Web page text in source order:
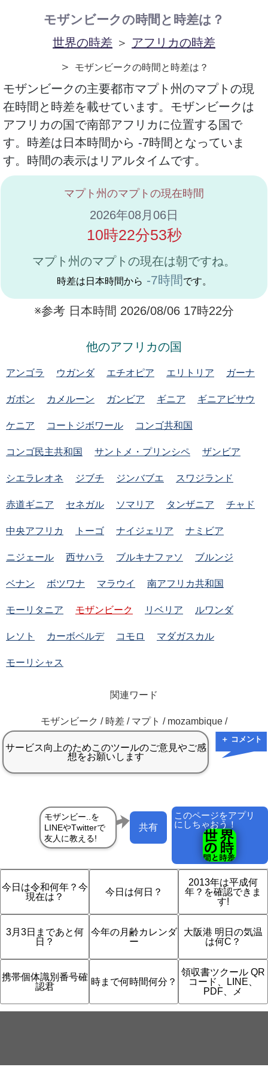
モザンビークの時間と時差は？
世界の時差 ＞ アフリカの時差
＞
モザンビークの時間と時差は？
モザンビークの主要都市マプト州のマプトの現
在時間と時差を載せています。モザンビークは
アフリカの国で南部アフリカに位置する国で
す。時差は日本時間から -7時間となっていま
す。時間の表示はリアルタイムです。
マプト州のマプトの現在時間
2026年08月06日
10時22分53秒
マプト州のマプトの現在は朝ですね。
時差は日本時間から -7時間 です。
※参考 日本時間 2026/08/06 17時22分
他のアフリカの国
アンゴラ ウガンダ エチオピア エリトリア ガーナ
ガボン カメルーン ガンビア ギニア ギニアビサウ
ケニア コートジボワール コンゴ共和国
コンゴ民主共和国 サントメ・プリンシペ ザンビア
シエラレオネ ジブチ ジンバブエ スワジランド
赤道ギニア セネガル ソマリア タンザニア チャド
中央アフリカ トーゴ ナイジェリア ナミビア
ニジェール 西サハラ ブルキナファソ ブルンジ
ベナン ボツワナ マラウイ 南アフリカ共和国
モーリタニア モザンビーク リベリア ルワンダ
レソト カーボベルデ コモロ マダガスカル
モーリシャス
関連ワード
モザンビーク / 時差 / マプト / mozambique /
＋ コメント
このページをアプリ
にしちゃおう！
共有
今日は令和何年？今
現在は？
今日は何日？
2013年は平成何
年？を確認できま
す!
3月3日まであと何
日？
今年の月齢カレンダ
ー
大阪港 明日の気温
は何C？
携帯個体識別番号確
認君
時まで何時間何分？
領収書ツクール QR
コード、LINE、
PDF、メ